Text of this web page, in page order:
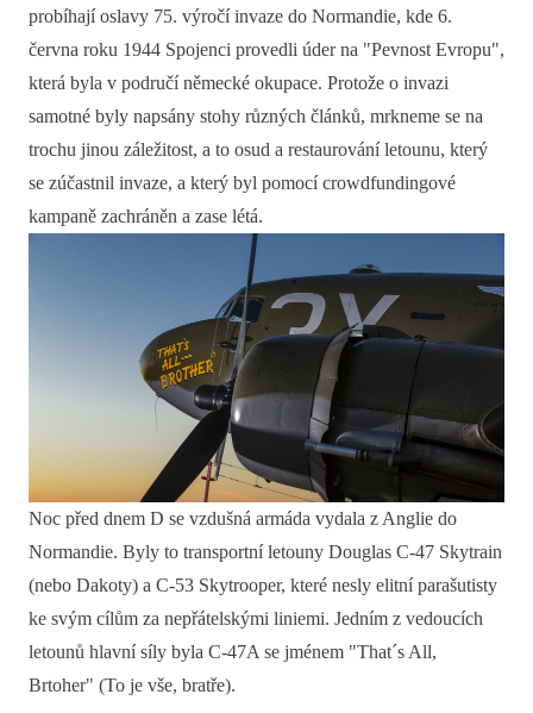
probíhají oslavy 75. výročí invaze do Normandie, kde 6.
června roku 1944 Spojenci provedli úder na "Pevnost Evropu",
která byla v područí německé okupace. Protože o invazi
samotné byly napsány stohy různých článků, mrkneme se na
trochu jinou záležitost, a to osud a restaurování letounu, který
se zúčastnil invaze, a který byl pomocí crowdfundingové
kampaně zachráněn a zase létá.
Noc před dnem D se vzdušná armáda vydala z Anglie do
Normandie. Byly to transportní letouny Douglas C-47 Skytrain
(nebo Dakoty) a C-53 Skytrooper, které nesly elitní parašutisty
ke svým cílům za nepřátelskými liniemi. Jedním z vedoucích
letounů hlavní síly byla C-47A se jménem "That´s All,
Brtoher" (To je vše, bratře).